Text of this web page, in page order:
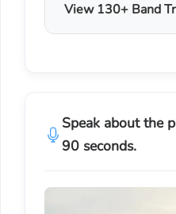
View 130+ Band
Speak about the
90 seconds.